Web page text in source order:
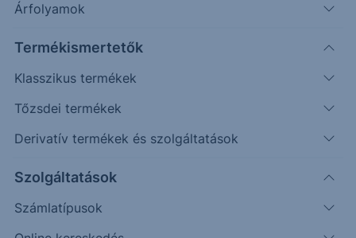
Árfolyamok
Termékismertetők
Klasszikus termékek
Tőzsdei termékek
Derivatív termékek és szolgáltatások
Szolgáltatások
Számlatípusok
52.00